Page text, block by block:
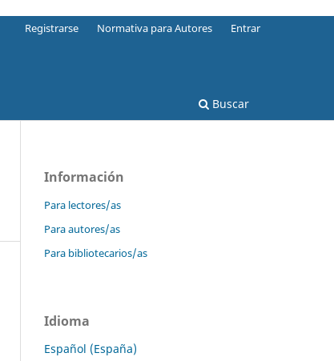
Buscar
Registrarse Normativa para Autores Entrar
Información
Para lectores/as
Para autores/as
Para bibliotecarios/as
Idioma
Español (España)